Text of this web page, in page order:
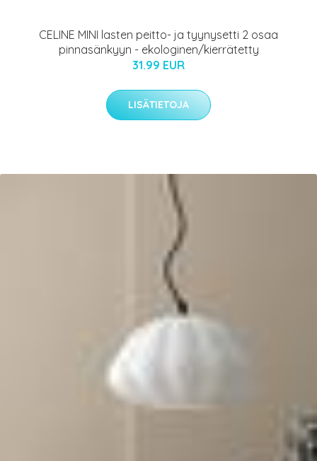
CELINE MINI lasten peitto- ja tyynysetti 2 osaa
pinnasänkyyn - ekologinen/kierrätetty
31.99 EUR
LISÄTIETOJA